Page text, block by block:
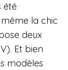
été
la chic
deux
Et bien
modèles